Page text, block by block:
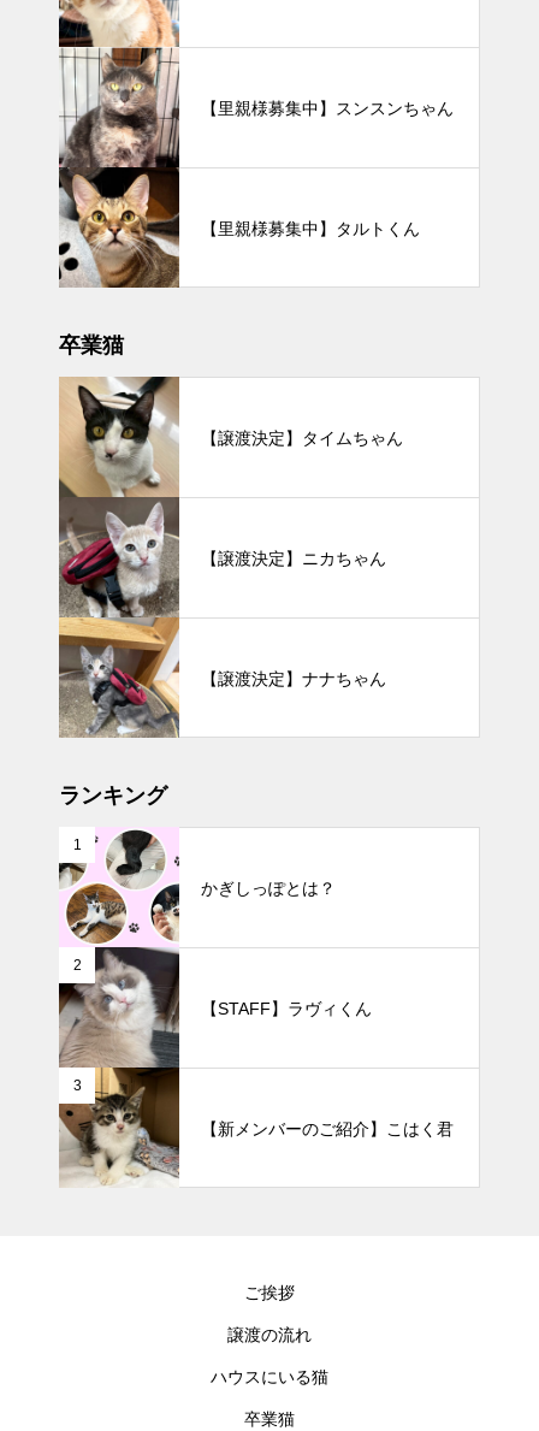
【里親様募集中】スンスンちゃん
【里親様募集中】タルトくん
卒業猫
【譲渡決定】タイムちゃん
【譲渡決定】ニカちゃん
【譲渡決定】ナナちゃん
ランキング
1
かぎしっぽとは？
2
【STAFF】ラヴィくん
3
【新メンバーのご紹介】こはく君
ご挨拶
譲渡の流れ
ハウスにいる猫
卒業猫